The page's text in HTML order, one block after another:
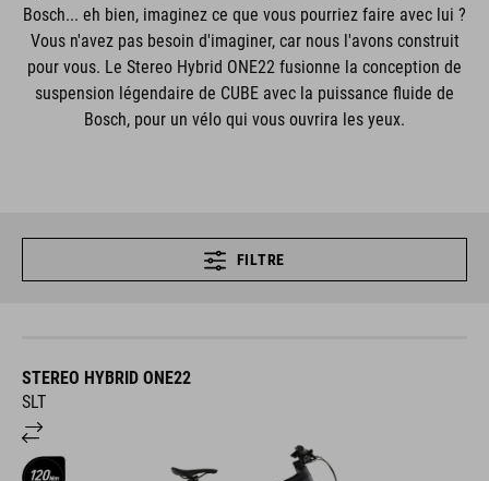
Bosch... eh bien, imaginez ce que vous pourriez faire avec lui ?
Vous n'avez pas besoin d'imaginer, car nous l'avons construit
pour vous. Le Stereo Hybrid ONE22 fusionne la conception de
suspension légendaire de CUBE avec la puissance fluide de
Bosch, pour un vélo qui vous ouvrira les yeux.
FILTRE
STEREO HYBRID ONE22
SLT